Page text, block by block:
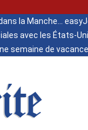
la Manche
avec les États-
semaine de